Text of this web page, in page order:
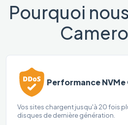
Pourquoi
Performance NVMe
Vos sites chargent jusqu'à 20 fois
disques de dernière génération.